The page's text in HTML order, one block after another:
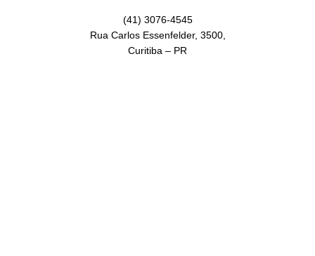
(41) 3076-4545
Rua Carlos Essenfelder, 3500,
Curitiba – PR